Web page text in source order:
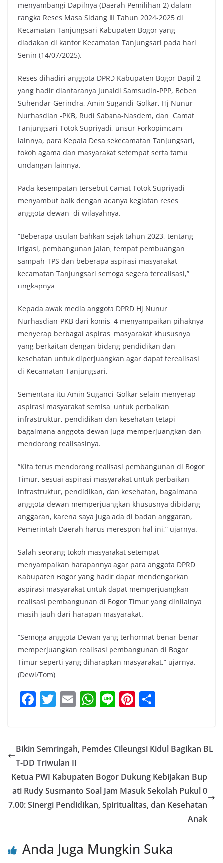
menyambangi Dapilnya (Daerah Pemilihan 2) dalam
rangka Reses Masa Sidang III Tahun 2024-2025 di
Kecamatan Tanjungsari Kabupaten Bogor yang
diadakan di kantor Kecamatan Tanjungsari pada hari
Senin (14/07/2025).
Reses dihadiri anggota DPRD Kabupaten Bogor Dapil 2
yang hadir diantaranya Junaidi Samsudin-PPP, Beben
Suhendar-Gerindra, Amin Sugandi-Golkar, Hj Nunur
Nurhasdian -PKB, Rudi Sabana-Nasdem, dan Camat
Tanjungsari Totok Supriyadi, unsur Forkopimcam
lainnya, para Kepala Desa sekecamatan Tanjungsari,
tokoh agama dan masyarakat setempat serta tamu
undangan lainnya.
Pada kesempatan tersebut Camat Totok Supriyadi
menyambut baik dengan adanya kegiatan reses
anggota dewan di wilayahnya.
“Beberapa usulan bahkan sejak tahun 2023, tentang
irigasi, pembangunan jalan, tempat pembuangan
sampah-TPS dan beberapa aspirasi masyarakat
kecamatan Tanjungsari semoga segera terealisasi,”
ungkapnya.
Kepada awak media anggota DPRD Hj Nunur
Nurhasdian-PKB dari komisi 4 menyampaikan pihaknya
menyerap berbagai aspirasi masyarakat khususnya
yang berkaitan dengan bidang pendidikan dan
kesehatan untuk diperjuangkan agar dapat terealisasi
di Kecamatan Tanjungsari.
Sementara itu Amin Sugandi-Golkar selain menyerap
aspirasi masyarakat semisal untuk perbaikan
infrastruktur, pendidikan dan kesehatan tetapi
bagaimana anggota dewan juga memperjuangkan dan
mendorong realisasinya.
“Kita terus mendorong realisasi pembangunan di Bogor
Timur, sesuai aspirasi masyarakat untuk perbaikan
infrastruktur, pendidikan, dan kesehatan, bagaimana
anggota dewan memperjuangkan khususnya dibidang
anggaran, karena saya juga ada di badan anggaran,
Pemerintah Daerah harus merespon hal ini,” ujarnya.
Salah seorang tokoh masyarakat setempat
menyampaikan harapannya agar para anggota DPRD
Kabupaten Bogor yang hadir dapat mendengarkan
aspirasi masyarakat untuk dapat memperjuangkan
realisasi pembangunan di Bogor Timur yang dinilainya
masih jauh dari harapan masyarakat.
“Semoga anggota Dewan yang terhormat benar-benar
memperjuangkan realisasi pembangunan di Bogor
Timur seperti yang diharapkan masyarakat,” ujarnya.
(Dewi/Tom)
F
e
b
o
o
k
T
er
E
l
W
s
p
p
Li Pi
e e
Bikin Semringah, Pemdes Cileungsi Kidul Bagikan BL
T-DD Triwulan II
Ketua PWI Kabupaten Bogor Dukung Kebijakan Bup
ati Rudy Susmanto Soal Jam Masuk Sekolah Pukul 0
7.00: Sinergi Pendidikan, Spiritualitas, dan Kesehatan
Anak
Anda Juga Mungkin Suka